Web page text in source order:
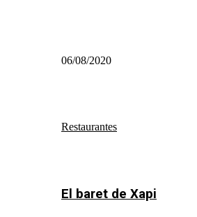
06/08/2020
Restaurantes
El baret de Xapi